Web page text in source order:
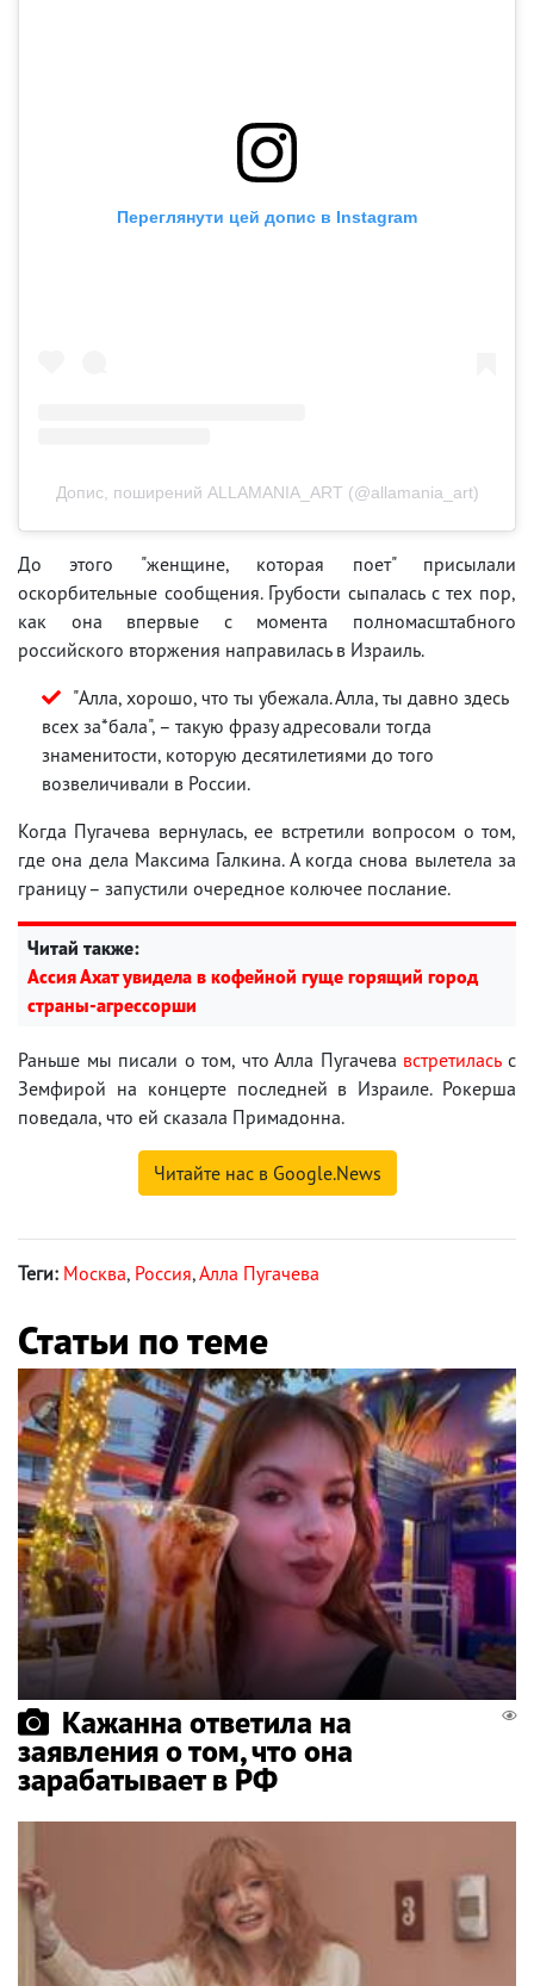
Переглянути цей допис в Instagram
Допис, поширений ALLAMANIA_ART (@allamania_art)
До этого "женщине, которая поет" присылали
оскорбительные сообщения. Грубости сыпалась с тех пор,
как она впервые с момента полномасштабного
российского вторжения направилась в Израиль.
"Алла, хорошо, что ты убежала. Алла, ты давно здесь
всех за*бала", – такую фразу адресовали тогда
знаменитости, которую десятилетиями до того
возвеличивали в России.
Когда Пугачева вернулась, ее встретили вопросом о том,
где она дела Максима Галкина. А когда снова вылетела за
границу – запустили очередное колючее послание.
Читай также:
Ассия Ахат увидела в кофейной гуще горящий город
страны-агрессорши
Раньше мы писали о том, что Алла Пугачева встретиласьс
Земфирой на концерте последней в Израиле. Рокерша
поведала, что ей сказала Примадонна.
Читайте нас в Google.News
Теги: Москва, Россия,Алла Пугачева
Статьи по теме
Кажанна ответила на
заявления о том, что она
зарабатывает в РФ